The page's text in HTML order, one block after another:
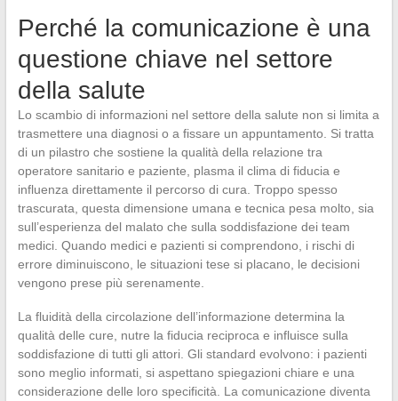
Perché la comunicazione è una
questione chiave nel settore
della salute
Lo scambio di informazioni nel settore della salute non si limita a
trasmettere una diagnosi o a fissare un appuntamento. Si tratta
di un pilastro che sostiene la qualità della relazione tra
operatore sanitario e paziente, plasma il clima di fiducia e
influenza direttamente il percorso di cura. Troppo spesso
trascurata, questa dimensione umana e tecnica pesa molto, sia
sull’esperienza del malato che sulla soddisfazione dei team
medici. Quando medici e pazienti si comprendono, i rischi di
errore diminuiscono, le situazioni tese si placano, le decisioni
vengono prese più serenamente.
La fluidità della circolazione dell’informazione determina la
qualità delle cure, nutre la fiducia reciproca e influisce sulla
soddisfazione di tutti gli attori. Gli standard evolvono: i pazienti
sono meglio informati, si aspettano spiegazioni chiare e una
considerazione delle loro specificità. La comunicazione diventa